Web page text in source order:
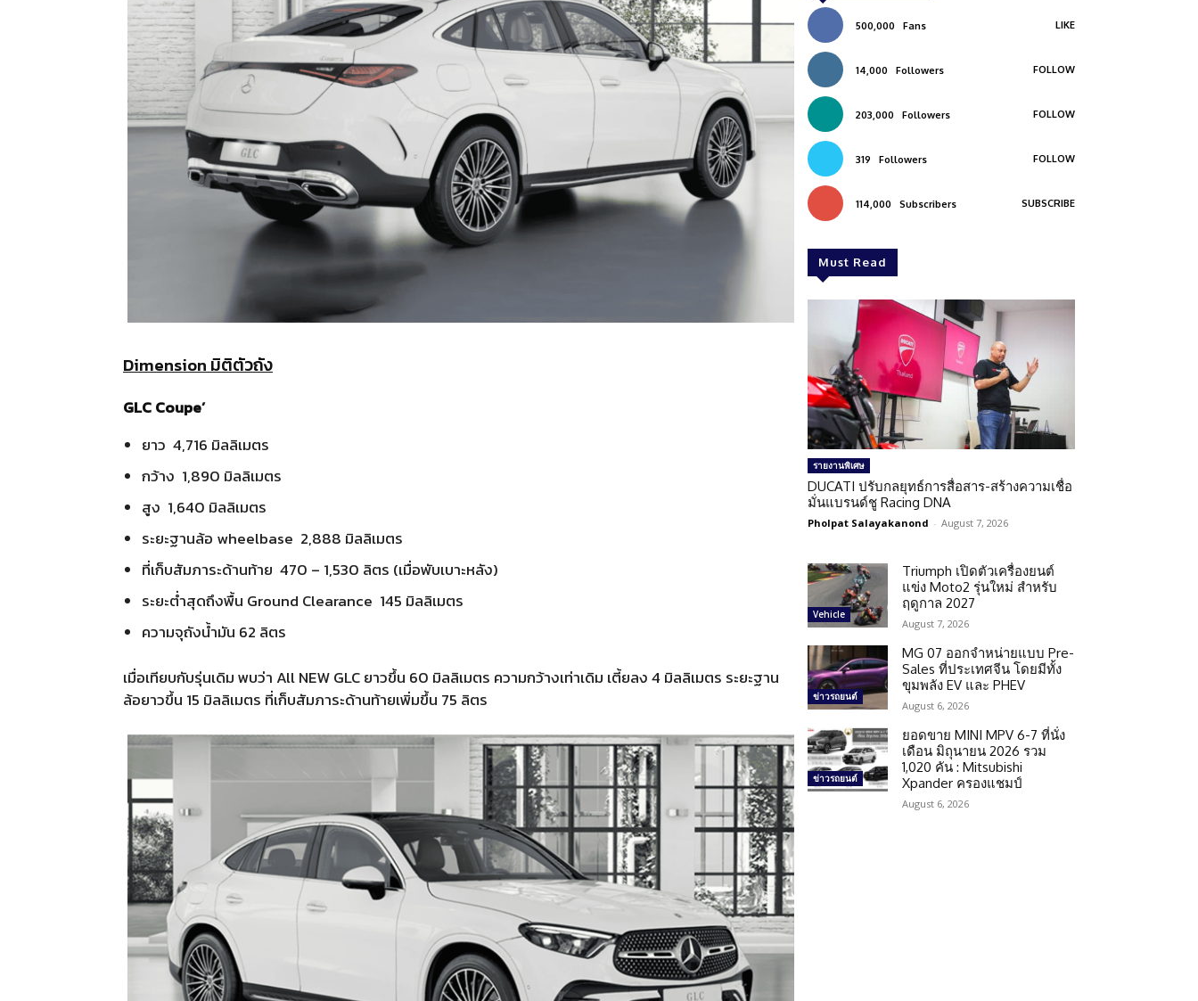
Dimension มิติตัวถัง
GLC Coupe’
ยาว 4,716 มิลลิเมตร
กว้าง 1,890 มิลลิเมตร
สูง 1,640 มิลลิเมตร
ระยะฐานล้อ wheelbase 2,888 มิลลิเมตร
ที่เก็บสัมภาระด้านท้าย 470 – 1,530 ลิตร (เมื่อพับเบาะหลัง)
ระยะต่ำสุดถึงพื้น Ground Clearance 145 มิลลิเมตร
ความจุถังน้ำมัน 62 ลิตร
เมื่อเทียบกับรุ่นเดิม พบว่า All NEW GLC ยาวขึ้น 60 มิลลิเมตร ความกว้างเท่าเดิม เตี้ยลง 4 มิลลิเมตร ระยะฐาน
ล้อยาวขึ้น 15 มิลลิเมตร ที่เก็บสัมภาระด้านท้ายเพิ่มขึ้น 75 ลิตร
500,000 Fans LIKE
14,000 Followers FOLLOW
203,000 Followers FOLLOW
319 Followers FOLLOW
114,000 Subscribers SUBSCRIBE
Must Read
รายงานพิเศษ
DUCATI ปรับกลยุทธ์การสื่อสาร-สร้างความเชื่อ
มั่นแบรนด์ชู Racing DNA
Pholpat Salayakanond - August 7, 2026
Vehicle
Triumph เปิดตัวเครื่องยนต์
แข่ง Moto2 รุ่นใหม่ สำหรับ
ฤดูกาล 2027
August 7, 2026
ข่าวรถยนต์
MG 07 ออกจำหน่ายแบบ Pre-
Sales ที่ประเทศจีน โดยมีทั้ง
ขุมพลัง EV และ PHEV
August 6, 2026
ข่าวรถยนต์
ยอดขาย MINI MPV 6-7 ที่นั่ง
เดือน มิถุนายน 2026 รวม
1,020 คัน : Mitsubishi
Xpander ครองแชมป์
August 6, 2026